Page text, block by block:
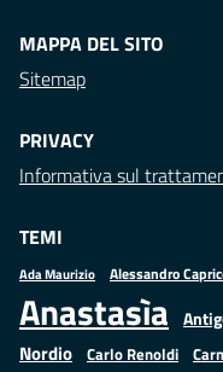
MAPPA DEL SITO
Sitemap
PRIVACY
Informativa sul
TEMI
Ada Maurizio Alessandro
Anastasìa
Nordio Carlo Renoldi